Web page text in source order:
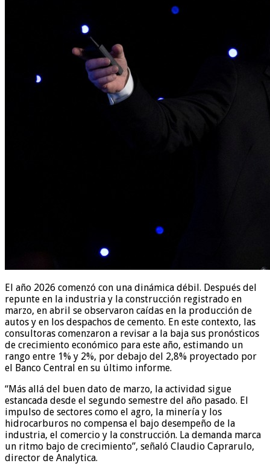
El año 2026 comenzó con una dinámica débil. Después del
repunte en la industria y la construcción registrado en
marzo, en abril se observaron caídas en la producción de
autos y en los despachos de cemento. En este contexto, las
consultoras comenzaron a revisar a la baja sus pronósticos
de crecimiento económico para este año, estimando un
rango entre 1% y 2%, por debajo del 2,8% proyectado por
el Banco Central en su último informe.
“Más allá del buen dato de marzo, la actividad sigue
estancada desde el segundo semestre del año pasado. El
impulso de sectores como el agro, la minería y los
hidrocarburos no compensa el bajo desempeño de la
industria, el comercio y la construcción. La demanda marca
un ritmo bajo de crecimiento”, señaló Claudio Caprarulo,
director de Analytica.